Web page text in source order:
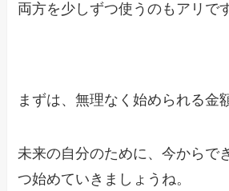
両方を少しずつ使うのもアリで
まずは、無理なく始められる金
未来の自分のために、今からで
つ始めていきましょうね。